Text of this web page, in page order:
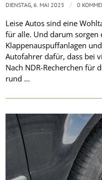
Leise Autos sind eine
für alle. Und darum sorgen
Klappenauspuffanlagen
Autofahrer dafür, dass bei
Nach NDR-Recherchen für
rund …
DIENSTAG, 6. MAI 2025 / 0